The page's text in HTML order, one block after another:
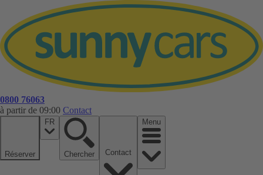
0800 76063
à partir de 09:00 Contact
Réserver
FR
Chercher
Menu